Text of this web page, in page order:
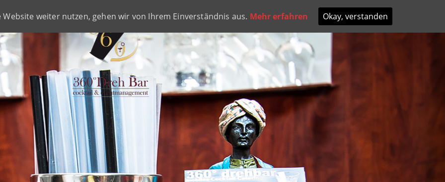
KARRIERE GALLERY KONTAKT
weiter nutzen, gehen wir von Ihrem Einverständnis aus. Mehr erfahren Okay, verstanden